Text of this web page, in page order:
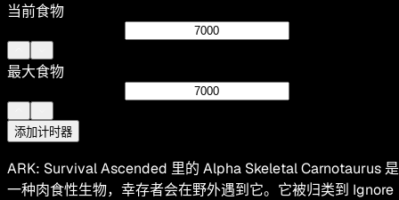
当前食物
最大食物
添加计时器
ARK: Survival Ascended 里的 Alpha Skeletal Carnotaurus 是
一种肉食性生物，幸存者会在野外遇到它。它被归类到 Ignore